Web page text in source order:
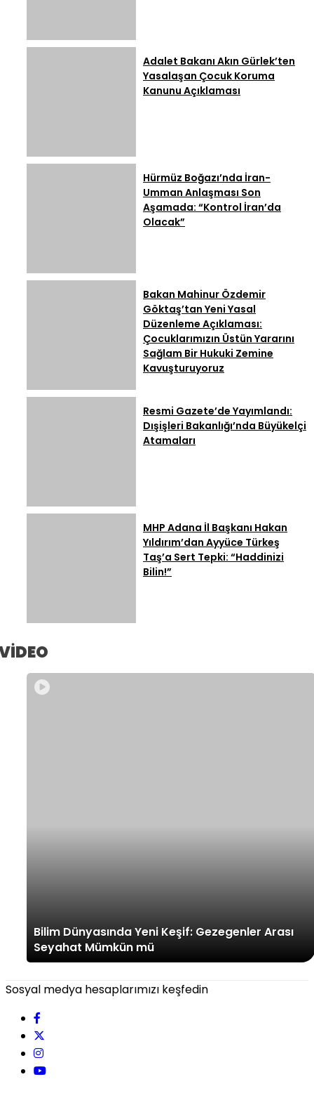
Adalet Bakanı Akın Gürlek’ten
Yasalaşan Çocuk Koruma
Kanunu Açıklaması
Hürmüz Boğazı’nda İran-
Umman Anlaşması Son
Aşamada: “Kontrol İran’da
Olacak”
Bakan Mahinur Özdemir
Göktaş’tan Yeni Yasal
Düzenleme Açıklaması:
Çocuklarımızın Üstün Yararını
Sağlam Bir Hukuki Zemine
Kavuşturuyoruz
Resmi Gazete’de Yayımlandı:
Dışişleri Bakanlığı’nda Büyükelçi
Atamaları
MHP Adana İl Başkanı Hakan
Yıldırım’dan Ayyüce Türkeş
Taş’a Sert Tepki: “Haddinizi
Bilin!”
Bilim Dünyasında Yeni Keşif: Gezegenler Arası
Seyahat Mümkün mü
Sosyal medya hesaplarımızı keşfedin